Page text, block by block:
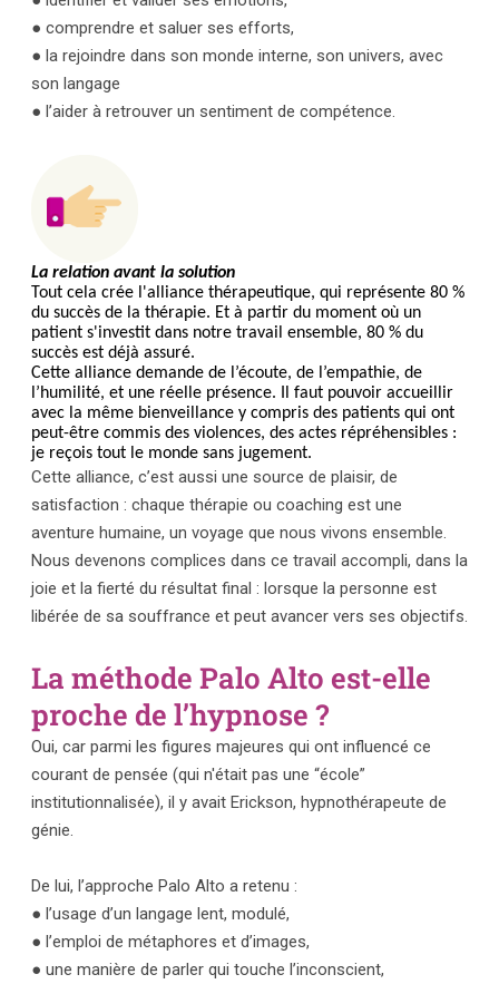
● comprendre et saluer ses efforts,
● la rejoindre dans son monde interne, son univers, avec
son langage
● l’aider à retrouver un sentiment de compétence.
La relation avant la solution
Tout cela crée l'alliance thérapeutique, qui représente 80 %
du succès de la thérapie. Et à partir du moment où un
patient s'investit dans notre travail ensemble, 80 % du
succès est déjà assuré.
Cette alliance demande de l’écoute, de l’empathie, de
l’humilité, et une réelle présence. Il faut pouvoir accueillir
avec la même bienveillance y compris des patients qui ont
peut-être commis des violences, des actes répréhensibles :
je reçois tout le monde sans jugement.
Cette alliance, c’est aussi une source de plaisir, de
satisfaction : chaque thérapie ou coaching est une
aventure humaine, un voyage que nous vivons ensemble.
Nous devenons complices dans ce travail accompli, dans la
joie et la fierté du résultat final : lorsque la personne est
libérée de sa souffrance et peut avancer vers ses objectifs.
La méthode Palo Alto est-elle
proche de l’hypnose ?
Oui, car parmi les figures majeures qui ont influencé ce
courant de pensée (qui n'était pas une “école”
institutionnalisée), il y avait Erickson, hypnothérapeute de
génie.
De lui, l’approche Palo Alto a retenu :
● l’usage d’un langage lent, modulé,
● l’emploi de métaphores et d’images,
● une manière de parler qui touche l’inconscient,